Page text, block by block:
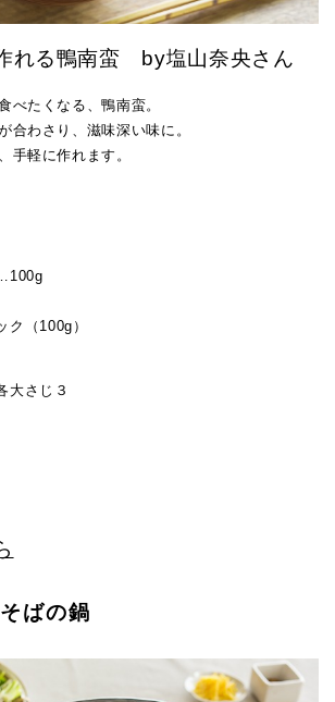
れる鴨南蛮 by塩山奈央さん
べたくなる、鴨南蛮。
合わさり、滋味深い味に。
手軽に作れます。
（100g）
大さじ３
ばの鍋